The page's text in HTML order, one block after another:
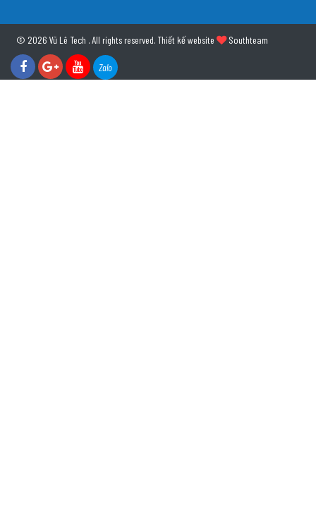
© 2026 Vũ Lê Tech . All rights reserved. Thiết kế website Southteam
Zalo